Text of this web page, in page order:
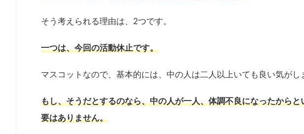
そう考えられる理由は、2つです。
一つは、今回の活動休止です。
マスコットなので、基本的には、中の人は二人以上いても良い気がし
もし、そうだとするのなら、中の人が一人、体調不良になったから
要はありません。